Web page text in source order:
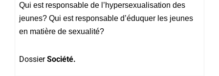
Qui est responsable de l’hypersexualisation des
jeunes? Qui est responsable d’éduquer les jeunes
en matière de sexualité?
DossierSociété.